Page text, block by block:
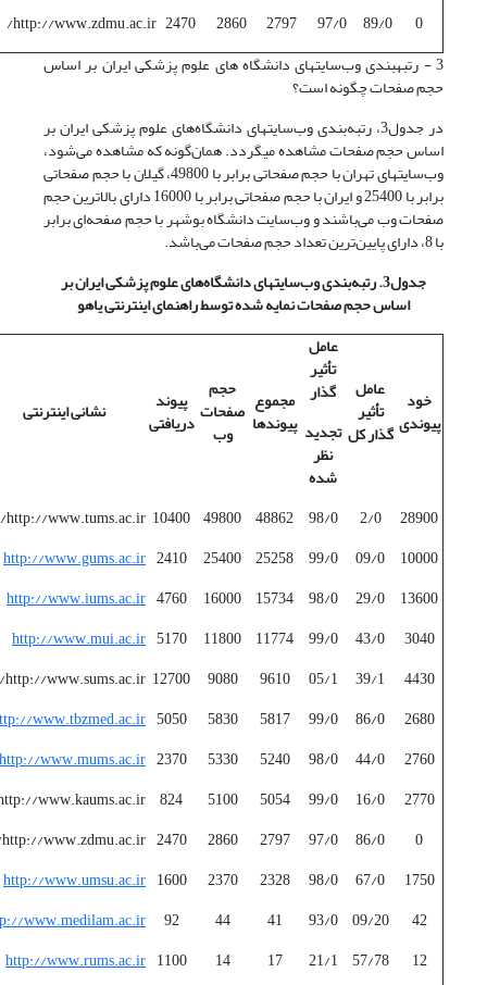
0
89/0
97/0
2797
2860
2470
http://www.zdmu.ac.ir/
3 - رتبه­بندی وب‌سایتهای دانشگاه های علوم پزشکی ایران بر اساس
حجم صفحات چگونه است؟
در جدول3، رتبه‌بندی وب‌سایتهای دانشگاه‌های علوم پزشکی ایران بر
اساس حجم صفحات مشاهده می­گردد. همان‌گونه که مشاهده می‌شود،
وب‌سایتهای تهران با حجم صفحاتی برابر با 49800، گیلان با حجم صفحاتی
برابر با 25400 و ایران با حجم صفحاتی برابر با 16000 دارای بالاترین حجم
صفحات وب می‌باشند و وب‌سایت دانشگاه بوشهر با حجم صفحه‌ای برابر
با 8، دارای پایین‌ترین تعداد حجم صفحات می‌باشد.
جدول3. رتبه‌بندی وب‌سایتهای دانشگاه‌های علوم پزشکی ایران بر
اساس حجم صفحات نمایه شده توسط راهنمای اینترنتی یاهو
خود
پیوندی
عامل
تأثیر
گذار کل
عامل
تأثیر
گذار
تجدید
نظر
شده
مجموع
پیوندها
حجم
صفحات
وب
پیوند
دریافتی نشانی اینترنتی
28900
2/0
98/0
48862
49800
10400
http://www.tums.ac.ir/
10000
09/0
99/0
25258
25400
2410
http://www.gums.ac.ir
13600
29/0
98/0
15734
16000
4760
http://www.iums.ac.ir
3040
43/0
99/0
11774
11800
5170
http://www.mui.ac.ir
4430
39/1
05/1
9610
9080
12700
http://www.sums.ac.ir/
2680
86/0
99/0
5817
5830
5050
www.tbzmed.ac.ir
2760
44/0
98/0
5240
5330
2370
http://www.mums.ac.ir
2770
16/0
99/0
5054
5100
824
www.kaums.ac.ir/
0
86/0
97/0
2797
2860
2470
http://www.zdmu.ac.ir/
1750
67/0
98/0
2328
2370
1600
http://www.umsu.ac.ir
42
09/20
93/0
41
44
92
www.medilam.ac.ir
12
57/78
21/1
17
14
1100
http://www.rums.ac.ir